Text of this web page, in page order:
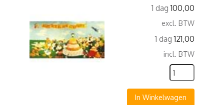
1 dag 100,00
excl. BTW
1 dag 121,00
incl. BTW
In Winkelwagen